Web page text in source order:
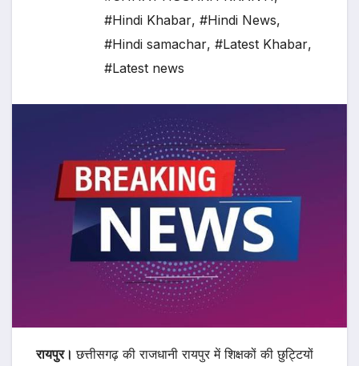
#Hindi Khabar, #Hindi News,
#Hindi samachar, #Latest Khabar,
#Latest news
रायपुर।छत्तीसगढ़ की राजधानी रायपुर में शिक्षकों की छुट्टियों